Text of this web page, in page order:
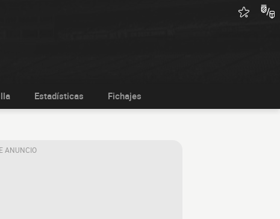
Estadísticas Fichajes
ANUNCIO